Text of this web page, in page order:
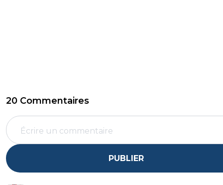
20 Commentaires
PUBLIER